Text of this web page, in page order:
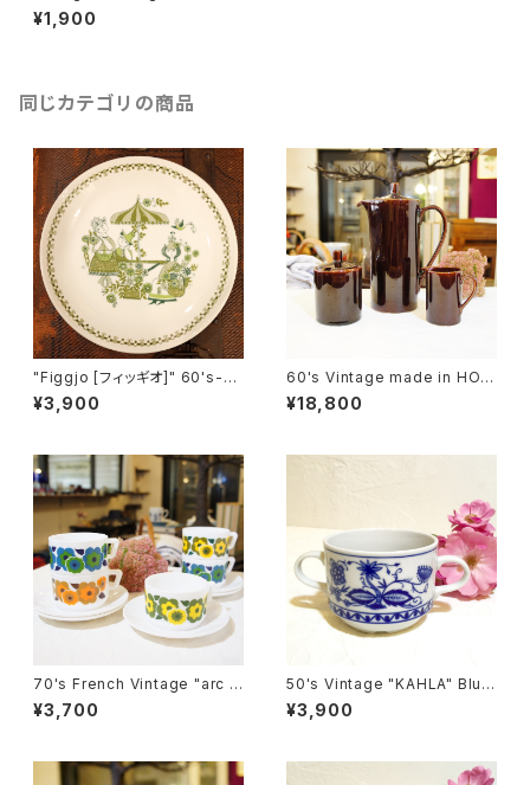
ed Spoon for Travelers [S
AP-4]
¥1,900
同じカテゴリの商品
"Figgjo [フィッギオ]" 60's-7
0's『Market [マーケット]』ヴィ
ンテージプレート（キズあり） [C
¥3,900
60's Vintage made in HOL
LAND "Sphinx Maastricht"
Brown Pot, Sugar Pot and
¥18,800
70's French Vintage "arc o
pal [アルコパル]" Milk-Glass
"Lotus" Design Cup&Sauc
¥3,700
50's Vintage "KAHLA" Blue
Onion Style Design Soup
Cup [CCV-14]
¥3,900